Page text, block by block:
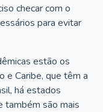
checar com o
para evitar
estão os
e Caribe, que têm a
há estados
também são mais